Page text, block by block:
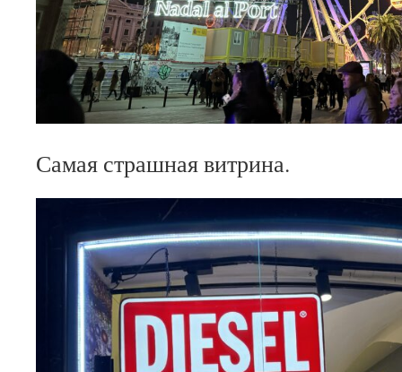
Самая страшная витрина.